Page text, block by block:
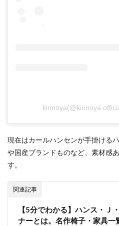
現在はカールハンセンが手掛ける
や国産ブランドものなど、素材感
す。
関連記事
【5分でわかる】ハンス・Ｊ
ナーとは。名作椅子・家具一